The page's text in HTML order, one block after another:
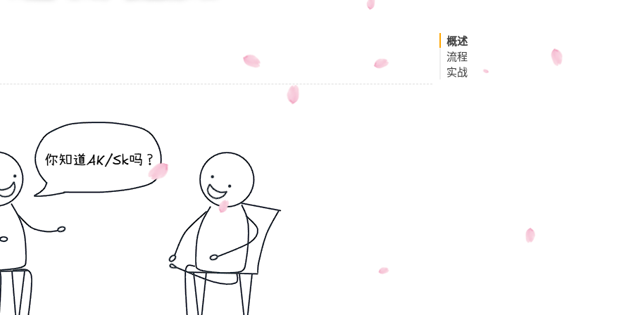
概述
流程
实战